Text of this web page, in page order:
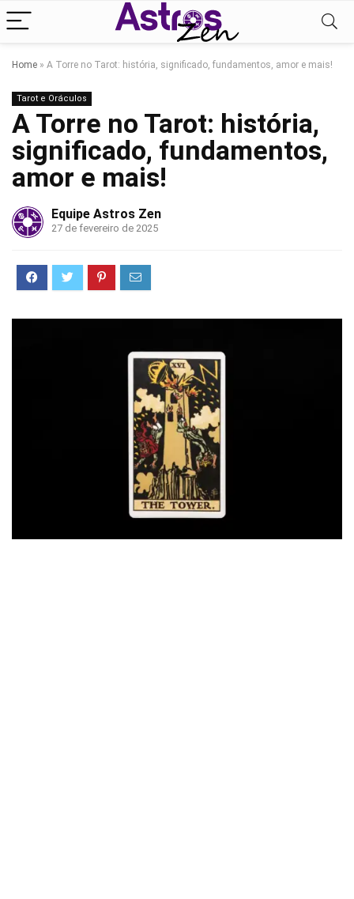
Home » A Torre no Tarot: história, significado, fundamentos, amor e mais!
Tarot e Oráculos
A Torre no Tarot: história,
significado, fundamentos,
amor e mais!
Equipe Astros Zen
27 de fevereiro de 2025